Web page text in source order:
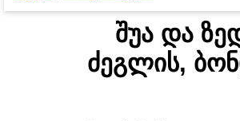
შუა და
ძეგლის,